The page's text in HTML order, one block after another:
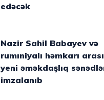
edəcək
Nazir Sahil Babayev və
rumıniyalı həmkarı
yeni əməkdaşlıq
imzalanıb